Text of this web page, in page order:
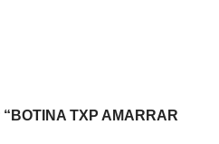
TXP AMARRAR